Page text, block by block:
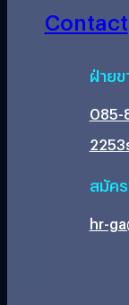
Contact
ฝ่าย
085-
2253
สมัค
hr-